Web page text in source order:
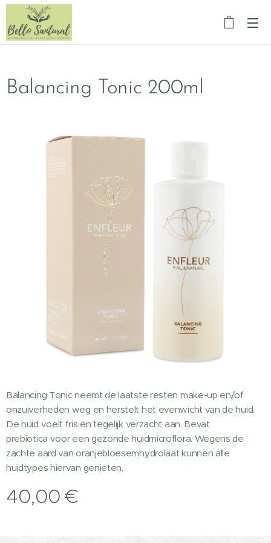
Balancing Tonic 200ml
Balancing Tonic neemt de laatste resten make-up en/of
onzuiverheden weg en herstelt het evenwicht van de huid.
De huid voelt fris en tegelijk verzacht aan. Bevat
prebiotica voor een gezonde huidmicroflora. Wegens de
zachte aard van oranjebloesemhydrolaat kunnen alle
huidtypes hiervan genieten.
40,00 €